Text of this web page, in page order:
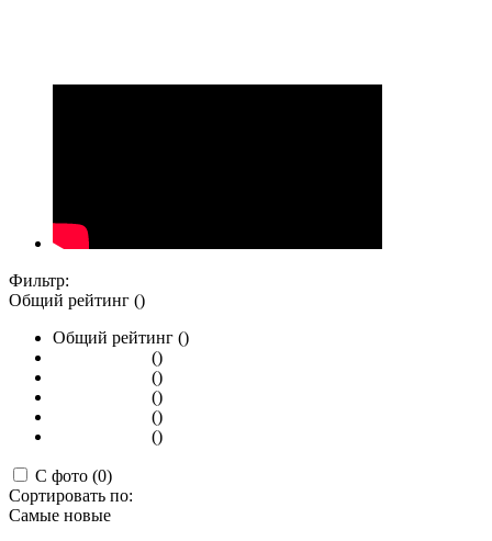
Фильтр:
Общий рейтинг ()
Общий рейтинг ()
()
()
()
()
()
С фото (0)
Сортировать по:
Самые новые